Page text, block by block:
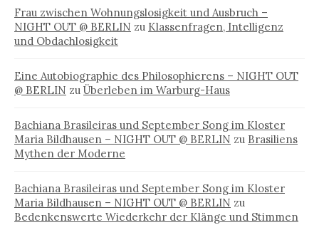
Frau zwischen Wohnungslosigkeit und Ausbruch –
NIGHT OUT @ BERLIN zu Klassenfragen, Intelligenz
und Obdachlosigkeit
Eine Autobiographie des Philosophierens – NIGHT OUT
@ BERLIN zu Überleben im Warburg-Haus
Bachiana Brasileiras und September Song im Kloster
Maria Bildhausen – NIGHT OUT @ BERLIN zu Brasiliens
Mythen der Moderne
Bachiana Brasileiras und September Song im Kloster
Maria Bildhausen – NIGHT OUT @ BERLIN zu
Bedenkenswerte Wiederkehr der Klänge und Stimmen